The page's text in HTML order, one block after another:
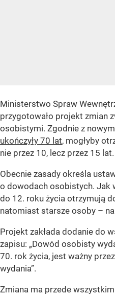
Ministerstwo Spraw
przygotowało projekt zmian
osobistymi. Zgodnie z
ukończyły 70 lat, mogłyby
nie przez 10, lecz przez 15 lat.
Obecnie zasady określa
o dowodach osobistych. Jak
do 12. roku życia otrzymują
natomiast starsze osoby –
Projekt zakłada dodanie do
zapisu: „Dowód osobisty
70. rok życia, jest ważny
wydania”.
Zmiana ma przede